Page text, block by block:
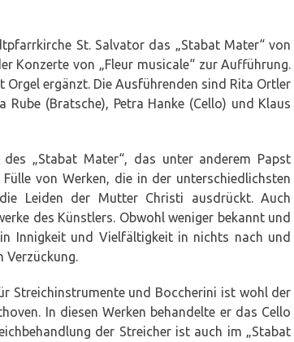
St. Salvator das „Stabat Mater“ von
Konzerte von „Fleur musicale“ zur Aufführung.
ergänzt. Die Ausführenden sind Rita Ortler
(Bratsche), Petra Hanke (Cello) und Klaus
„Stabat Mater“, das unter anderem Papst
von Werken, die in der unterschiedlichsten
Leiden der Mutter Christi ausdrückt. Auch
des Künstlers. Obwohl weniger bekannt und
Innigkeit und Vielfältigkeit in nichts nach und
Verzückung.
Streichinstrumente und Boccherini ist wohl der
In diesen Werken behandelte er das Cello
der Streicher ist auch im „Stabat